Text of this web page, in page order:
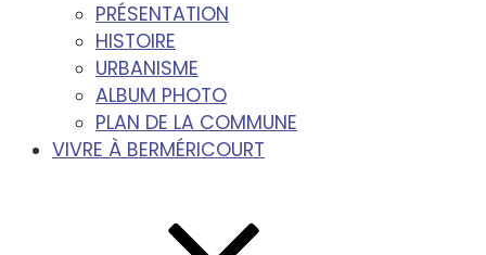
PRÉSENTATION
HISTOIRE
URBANISME
ALBUM PHOTO
PLAN DE LA COMMUNE
VIVRE À BERMÉRICOURT